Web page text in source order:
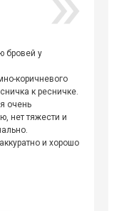
бровей у
коричневого
к ресничке.
очень
нет тяжести и
и хорошо